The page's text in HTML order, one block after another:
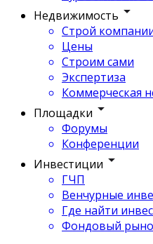
Недвижимость
Строй
Цены
Строим сами
Экспертиза
Коммерческая
Площадки
Форумы
Конференции
Инвестиции
ГЧП
Венчурные
Где найти
Фондовый